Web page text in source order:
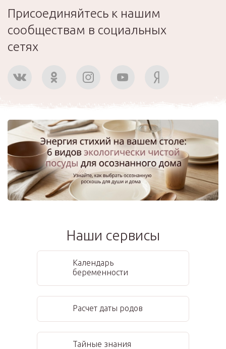
Присоединяйтесь к нашим
сообществам в социальных
сетях
Наши сервисы
Календарь
беременности
Расчет даты родов
Тайные знания